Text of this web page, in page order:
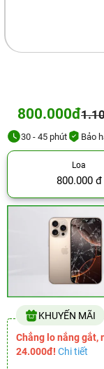
800.000đ
30 - 45 phút Bảo
Loa
800.000 đ
KHUYẾN MÃI
Chẳng lo nắng gắt,
24.000đ! Chi tiết